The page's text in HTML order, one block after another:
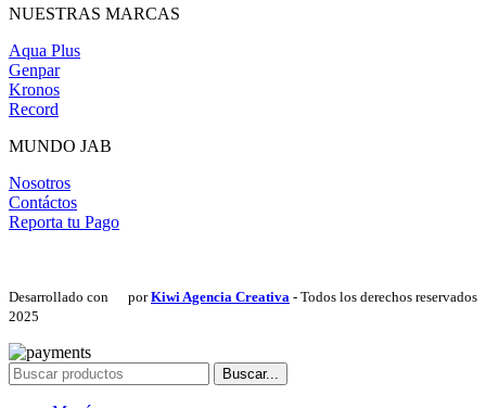
NUESTRAS MARCAS
Aqua Plus
Genpar
Kronos
Record
MUNDO JAB
Nosotros
Contáctos
Reporta tu Pago
Desarrollado con porKiwi Agencia Creativa - Todos los derechos reservados
2025
Buscar...